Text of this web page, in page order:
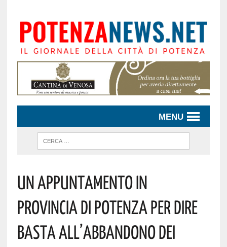
MENU
Un Appuntamento In
Provincia Di Potenza Per Dire
Basta All’abbandono Dei